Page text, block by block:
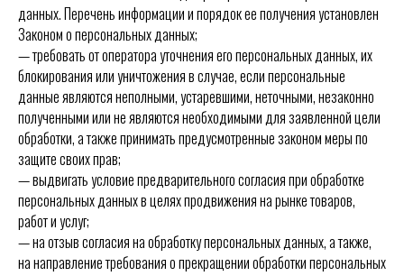
данных. Перечень информации и порядок ее получения установлен
Законом о персональных данных;
— требовать от оператора уточнения его персональных данных, их
блокирования или уничтожения в случае, если персональные
данные являются неполными, устаревшими, неточными, незаконно
полученными или не являются необходимыми для заявленной цели
обработки, а также принимать предусмотренные законом меры по
защите своих прав;
— выдвигать условие предварительного согласия при обработке
персональных данных в целях продвижения на рынке товаров,
работ и услуг;
— на отзыв согласия на обработку персональных данных, а также,
на направление требования о прекращении обработки персональных